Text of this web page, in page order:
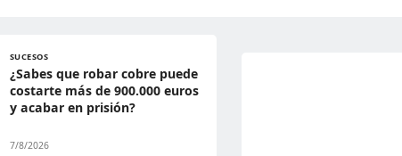
SUCESOS
¿Sabes que robar cobre puede
costarte más de 900.000 euros
y acabar en prisión?
7/8/2026